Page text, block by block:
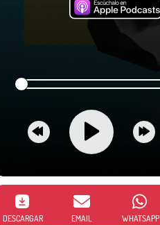
DESCARGAR EMAIL WHATSAPP